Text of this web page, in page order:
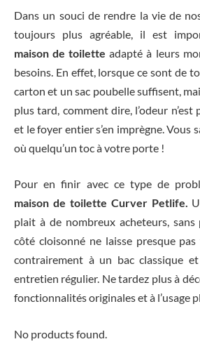
Dans un souci de rendre la vie de
toujours plus agréable, il est
maison de toilette adapté à leurs
besoins. En effet, lorsque ce sont de
carton et un sac poubelle suffisent,
plus tard, comment dire, l’odeur
et le foyer entier s’en imprègne. Vous
où quelqu’un toc à votre porte !
Pour en finir avec ce type de
maison de toilette Curver Petlife.
plait à de nombreux acheteurs,
côté cloisonné ne laisse presque
contrairement à un bac classique
entretien régulier. Ne tardez plus à
fonctionnalités originales et à l’usage
No products found.